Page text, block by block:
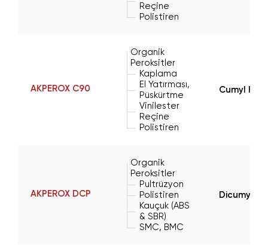
Reçine
Polistiren
AKPEROX C90
Organik
Peroksitler
Kaplama
El Yatırması,
Püskürtme
Vinilester
Reçine
Polistiren
Cumyl
AKPEROX DCP
Organik
Peroksitler
Pultrüzyon
Polistiren
Kauçuk (ABS
& SBR)
SMC, BMC
Dicumyl